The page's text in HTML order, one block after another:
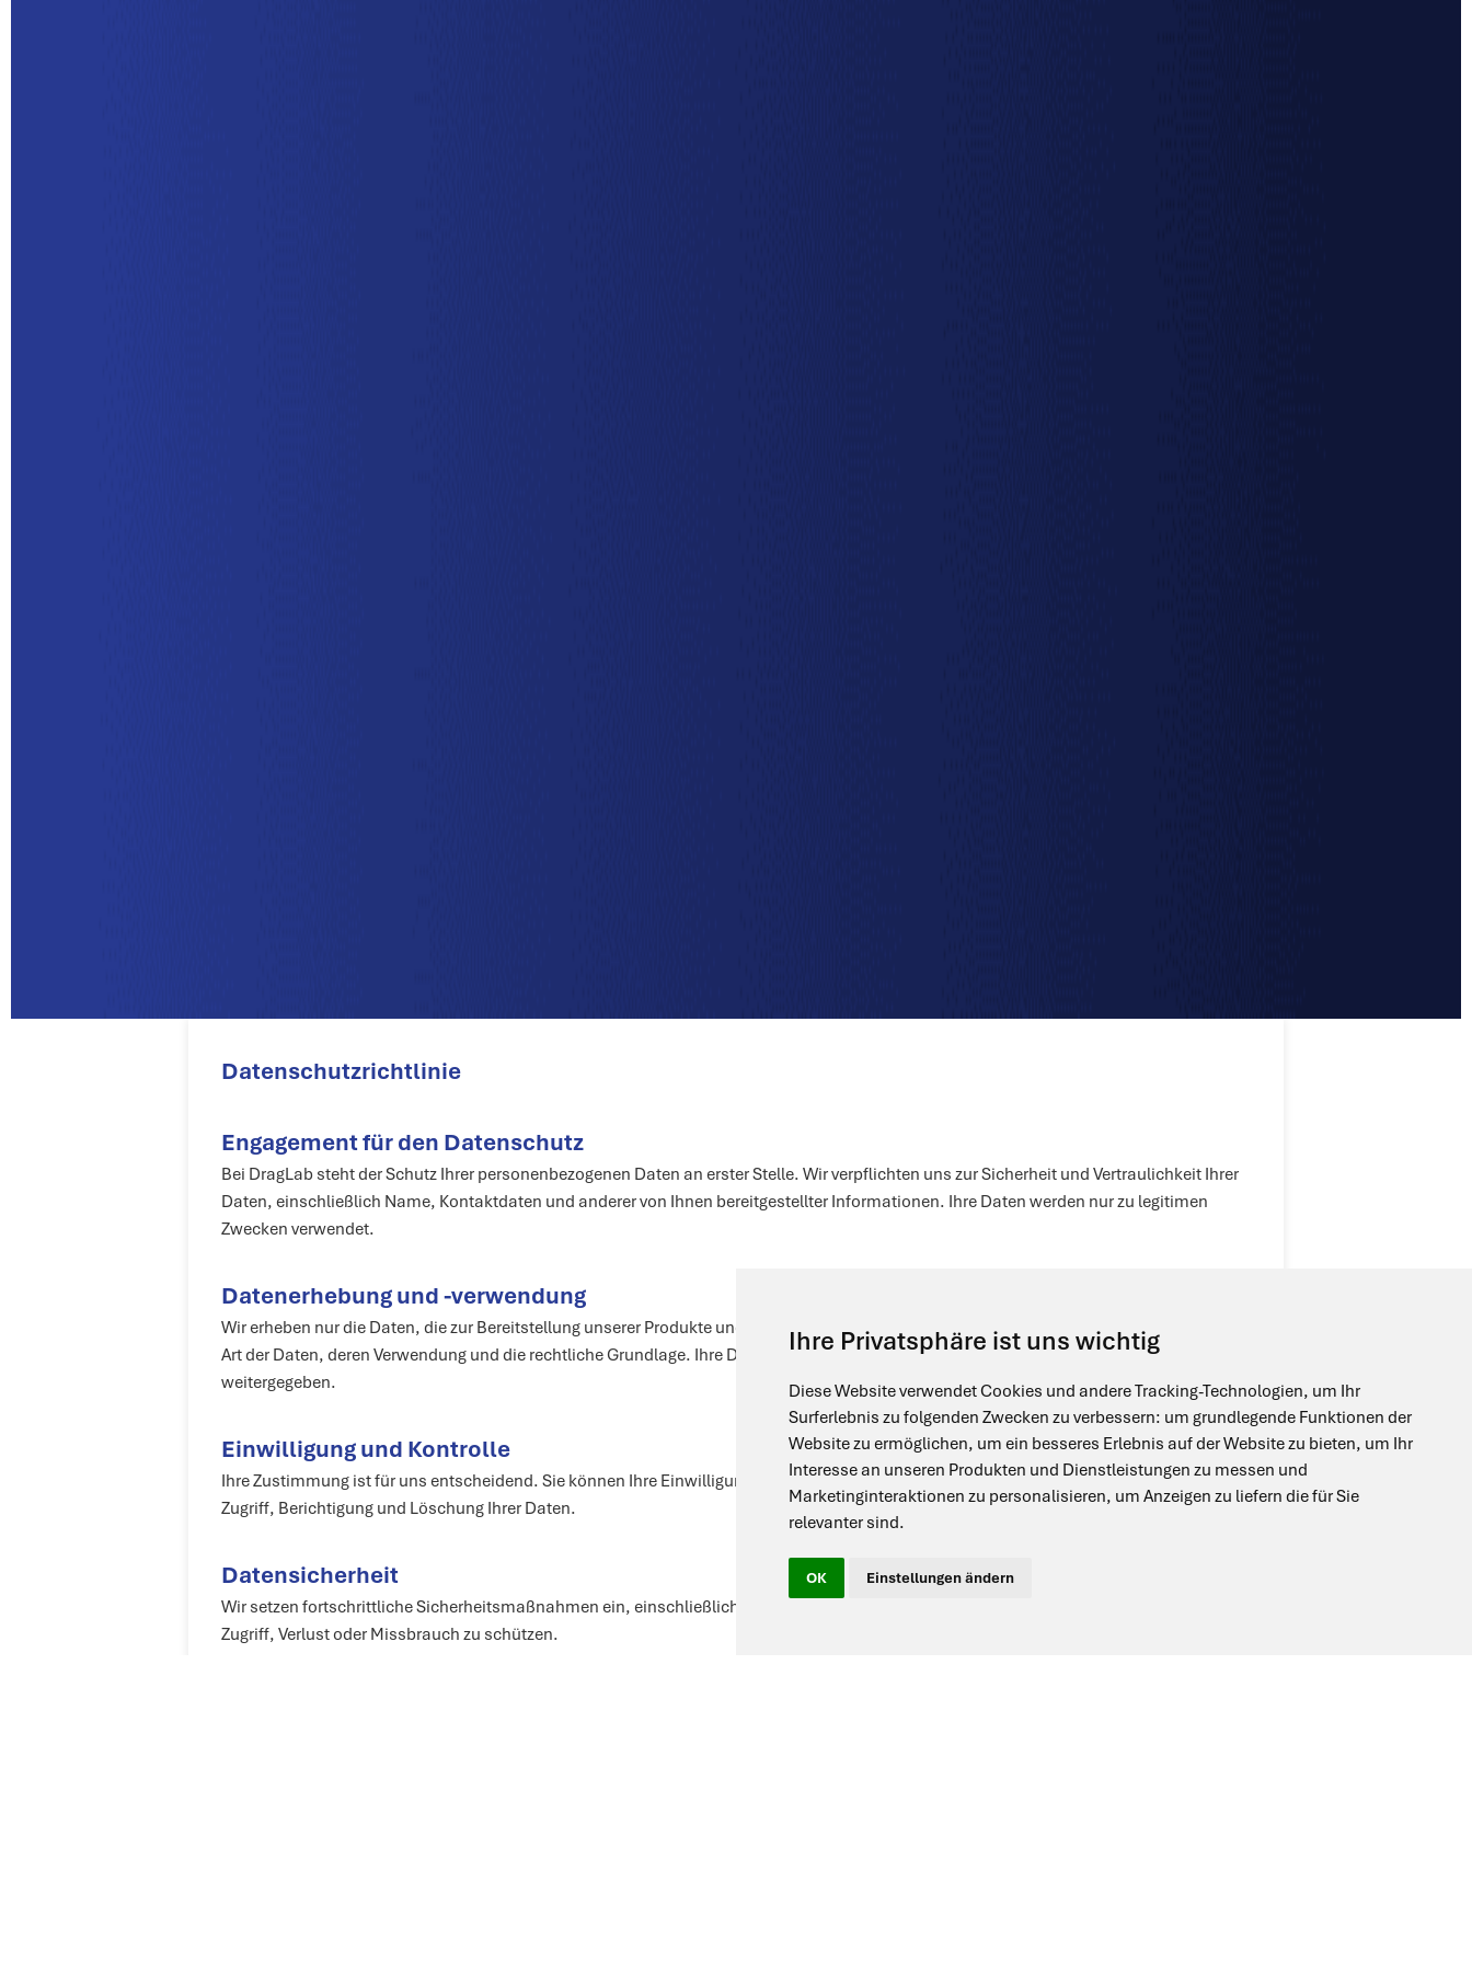
Ihre Privatsphäre ist uns wichtig
Diese Website verwendet Cookies und andere Tracking-Technologien, um Ihr
Surferlebnis zu folgenden Zwecken zu verbessern: um grundlegende Funktionen der
Website zu ermöglichen, um ein besseres Erlebnis auf der Website zu bieten, um Ihr
Interesse an unseren Produkten und Dienstleistungen zu messen und
Marketinginteraktionen zu personalisieren, um Anzeigen zu liefern die für Sie
relevanter sind.
OK Einstellungen ändern
Datenschutzrichtlinie
Engagement für den Datenschutz
Bei DragLab steht der Schutz Ihrer personenbezogenen Daten an erster Stelle. Wir verpflichten uns zur Sicherheit und Vertraulichkeit Ihrer
Daten, einschließlich Name, Kontaktdaten und anderer von Ihnen bereitgestellter Informationen. Ihre Daten werden nur zu legitimen
Zwecken verwendet.
Datenerhebung und -verwendung
Wir erheben nur die Daten, die zur Bereitstellung unserer Produkte und Services erforderlich sind. Wir informieren Sie transparent über die
Art der Daten, deren Verwendung und die rechtliche Grundlage. Ihre Daten werden nicht ohne Ihre Zustimmung verkauft oder an Dritte
weitergegeben.
Einwilligung und Kontrolle
Ihre Zustimmung ist für uns entscheidend. Sie können Ihre Einwilligung jederzeit widerrufen. Darüber hinaus haben Sie das Recht auf
Zugriff, Berichtigung und Löschung Ihrer Daten.
Datensicherheit
Wir setzen fortschrittliche Sicherheitsmaßnahmen ein, einschließlich Verschlüsselung und sicherer Server, um Ihre Daten vor unbefugtem
Zugriff, Verlust oder Missbrauch zu schützen.